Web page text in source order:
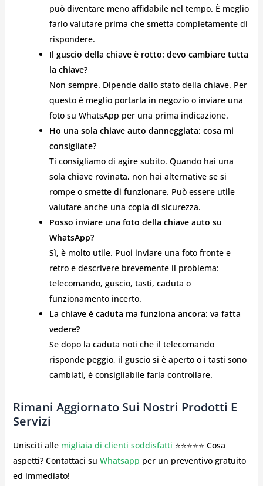
può diventare meno affidabile nel tempo. È meglio
farlo valutare prima che smetta completamente di
rispondere.
Il guscio della chiave è rotto: devo cambiare tutta
la chiave?
Non sempre. Dipende dallo stato della chiave. Per
questo è meglio portarla in negozio o inviare una
foto su WhatsApp per una prima indicazione.
Ho una sola chiave auto danneggiata: cosa mi
consigliate?
Ti consigliamo di agire subito. Quando hai una
sola chiave rovinata, non hai alternative se si
rompe o smette di funzionare. Può essere utile
valutare anche una copia di sicurezza.
Posso inviare una foto della chiave auto su
WhatsApp?
Sì, è molto utile. Puoi inviare una foto fronte e
retro e descrivere brevemente il problema:
telecomando, guscio, tasti, caduta o
funzionamento incerto.
La chiave è caduta ma funziona ancora: va fatta
vedere?
Se dopo la caduta noti che il telecomando
risponde peggio, il guscio si è aperto o i tasti sono
cambiati, è consigliabile farla controllare.
Rimani Aggiornato Sui Nostri Prodotti E
Servizi
Unisciti alle migliaia di clienti soddisfatti ⭐⭐⭐⭐⭐ Cosa
aspetti? Contattaci su Whatsapp per un preventivo gratuito
ed immediato!